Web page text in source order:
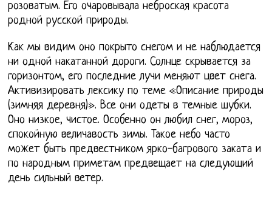
розоватым. Его очаровывала неброская красота
родной русской природы.
Как мы видим оно покрыто снегом и не наблюдается
ни одной накатанной дороги. Солнце скрывается за
горизонтом, его последние лучи меняют цвет снега.
Активизировать лексику по теме «Описание природы
(зимняя деревня)». Все они одеты в темные шубки.
Оно низкое, чистое. Особенно он любил снег, мороз,
спокойную величавость зимы. Такое небо часто
может быть предвестником ярко-багрового заката и
по народным приметам предвещает на следующий
день сильный ветер.